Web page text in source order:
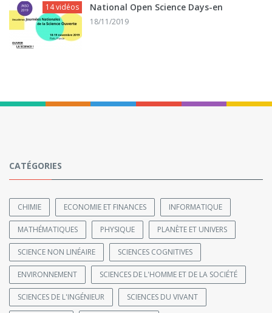
14 vidéos National Open Science Days-en
18/11/2019
CATÉGORIES
CHIMIE ECONOMIE ET FINANCES INFORMATIQUE
MATHÉMATIQUES PHYSIQUE PLANÈTE ET UNIVERS
SCIENCE NON LINÉAIRE SCIENCES COGNITIVES
ENVIRONNEMENT SCIENCES DE L'HOMME ET DE LA SOCIÉTÉ
SCIENCES DE L'INGÉNIEUR SCIENCES DU VIVANT